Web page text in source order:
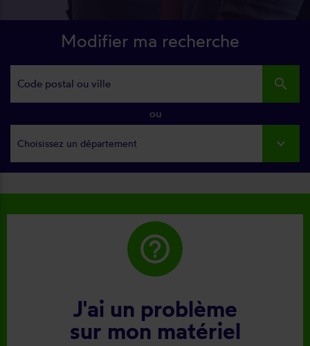
Modifier ma recherche
search
ou
Choisissez un département
help_outline
J'ai un problème
sur mon matériel